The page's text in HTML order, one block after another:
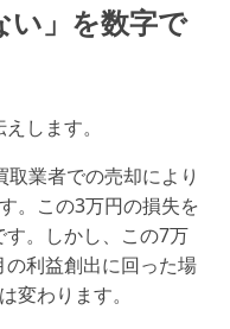
い」を数字で
します。
業者での売却により
。この3万円の損失を
す。しかし、この7万
利益創出に回った場
変わります。